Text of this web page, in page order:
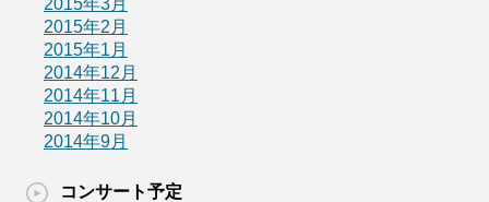
2015年2月
2015年1月
2014年12月
2014年11月
2014年10月
2014年9月
コンサート予定